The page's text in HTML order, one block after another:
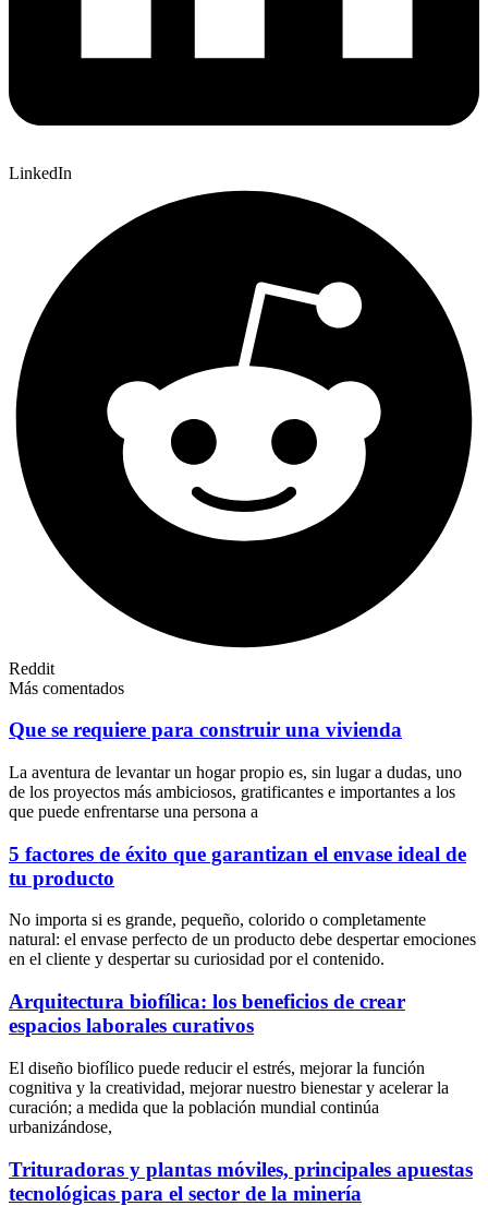
LinkedIn
Reddit
Más comentados
Que se requiere para construir una vivienda
La aventura de levantar un hogar propio es, sin lugar a dudas, uno
de los proyectos más ambiciosos, gratificantes e importantes a los
que puede enfrentarse una persona a
5 factores de éxito que garantizan el envase ideal de
tu producto
No importa si es grande, pequeño, colorido o completamente
natural: el envase perfecto de un producto debe despertar emociones
en el cliente y despertar su curiosidad por el contenido.
Arquitectura biofílica: los beneficios de crear
espacios laborales curativos
El diseño biofílico puede reducir el estrés, mejorar la función
cognitiva y la creatividad, mejorar nuestro bienestar y acelerar la
curación; a medida que la población mundial continúa
urbanizándose,
Trituradoras y plantas móviles, principales apuestas
tecnológicas para el sector de la minería